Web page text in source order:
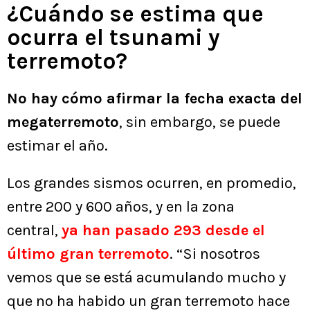
¿Cuándo se estima que
ocurra el tsunami y
terremoto?
No hay cómo afirmar la fecha exacta del
megaterremoto, sin embargo, se puede
estimar el año.
Los grandes sismos ocurren, en promedio,
entre 200 y 600 años, y en la zona
central, ya han pasado 293 desde el
último gran terremoto. “Si nosotros
vemos que se está acumulando mucho y
que no ha habido un gran terremoto hace